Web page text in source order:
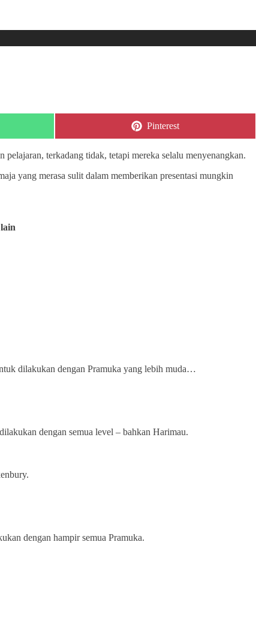
Share
Pinterest
terkadang tidak, tetapi mereka selalu menyenangkan.
yang merasa sulit dalam memberikan presentasi mungkin
dilakukan dengan Pramuka yang lebih muda…
dengan semua level – bahkan Harimau.
dengan hampir semua Pramuka.